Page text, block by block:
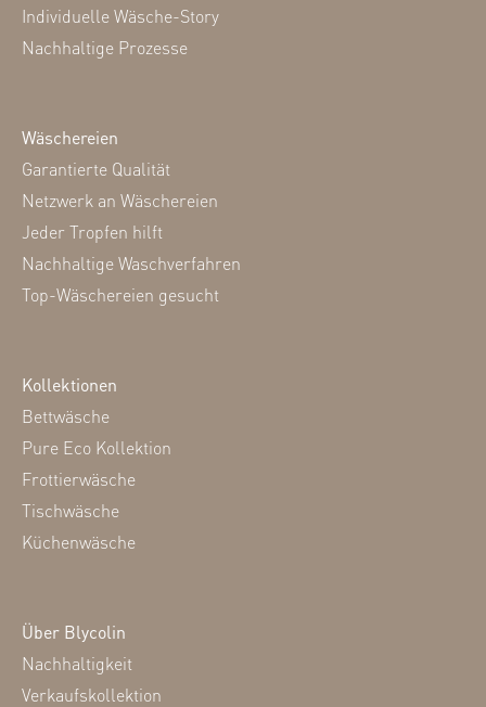
Individuelle Wäsche-Story
Nachhaltige Prozesse
Wäschereien
Garantierte Qualität
Netzwerk an Wäschereien
Jeder Tropfen hilft
Nachhaltige Waschverfahren
Top-Wäschereien gesucht
Kollektionen
Bettwäsche
Pure Eco Kollektion
Frottierwäsche
Tischwäsche
Küchenwäsche
Über Blycolin
Nachhaltigkeit
Verkaufskollektion